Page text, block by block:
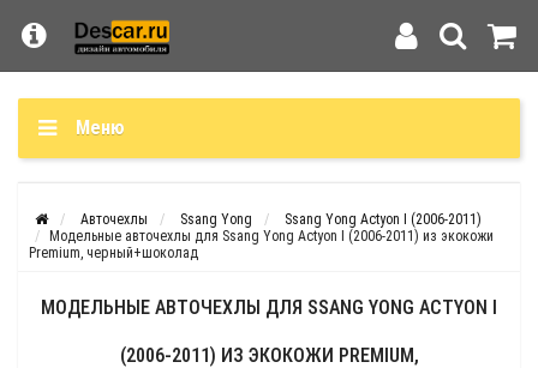
Меню
Авточехлы Ssang Yong
Ssang Yong Actyon I (2006-2011)
Модельные авточехлы для Ssang Yong Actyon I (2006-2011) из экокожи
Premium, черный+шоколад
МОДЕЛЬНЫЕ АВТОЧЕХЛЫ ДЛЯ SSANG YONG ACTYON I
(2006-2011) ИЗ ЭКОКОЖИ PREMIUM,